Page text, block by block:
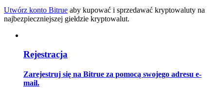
Informacja
Utwórz konto Bitrue aby kupować i sprzedawać kryptowaluty na
najbezpieczniejszej giełdzie kryptowalut.
Rejestracja
Zarejestruj się na Bitrue za pomocą swojego adresu e-
mail.